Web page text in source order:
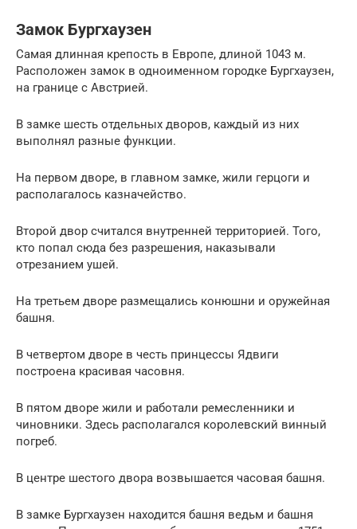
Замок Бургхаузен
Самая длинная крепость в Европе, длиной 1043 м.
Расположен замок в одноименном городке Бургхаузен,
на границе с Австрией.
В замке шесть отдельных дворов, каждый из них
выполнял разные функции.
На первом дворе, в главном замке, жили герцоги и
располагалось казначейство.
Второй двор считался внутренней территорией. Того,
кто попал сюда без разрешения, наказывали
отрезанием ушей.
На третьем дворе размещались конюшни и оружейная
башня.
В четвертом дворе в честь принцессы Ядвиги
построена красивая часовня.
В пятом дворе жили и работали ремесленники и
чиновники. Здесь располагался королевский винный
погреб.
В центре шестого двора возвышается часовая башня.
В замке Бургхаузен находится башня ведьм и башня